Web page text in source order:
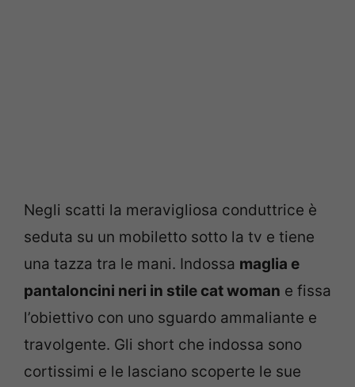
Negli scatti la meravigliosa conduttrice è
seduta su un mobiletto sotto la tv e tiene
una tazza tra le mani. Indossa maglia e
pantaloncini neri in stile cat woman e fissa
l’obiettivo con uno sguardo ammaliante e
travolgente. Gli short che indossa sono
cortissimi e le lasciano scoperte le sue